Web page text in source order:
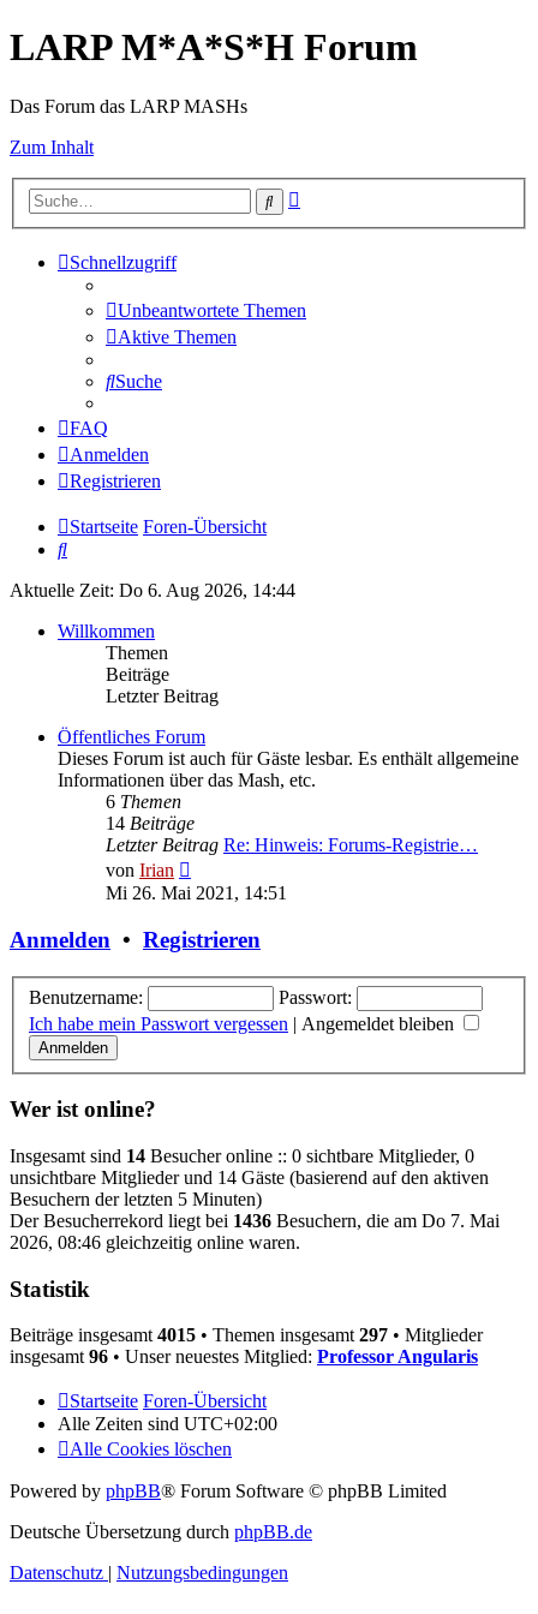
LARP M*A*S*H Forum
Das Forum das LARP MASHs
Zum Inhalt
Suche
Schnellzugriff
Unbeantwortete Themen
Aktive Themen
Suche
FAQ
Anmelden
Registrieren
Startseite Foren-Übersicht
Suche
Aktuelle Zeit: Do 6. Aug 2026, 14:44
Willkommen
Themen
Beiträge
Letzter Beitrag
Öffentliches Forum
Dieses Forum ist auch für Gäste lesbar. Es enthält allgemeine
Informationen über das Mash, etc.
6 Themen
14 Beiträge
Letzter Beitrag Re: Hinweis: Forums-Registrie…
von Irian
Beitrag
Mi 26. Mai 2021, 14:51
Anmelden • Registrieren
Benutzername:
Passwort:
Ich habe mein Passwort vergessen | Angemeldet bleiben
Wer ist online?
Insgesamt sind 14 Besucher online :: 0 sichtbare Mitglieder, 0
unsichtbare Mitglieder und 14 Gäste (basierend auf den aktiven
Besuchern der letzten 5 Minuten)
Der Besucherrekord liegt bei 1436 Besuchern, die am Do 7. Mai
2026, 08:46 gleichzeitig online waren.
Statistik
Beiträge insgesamt 4015 • Themen insgesamt 297 • Mitglieder
insgesamt 96 • Unser neuestes Mitglied: Professor Angularis
Startseite Foren-Übersicht
Alle Zeiten sind UTC+02:00
Alle Cookies löschen
Powered by phpBB® Forum Software © phpBB Limited
Deutsche Übersetzung durch phpBB.de
Datenschutz | Nutzungsbedingungen